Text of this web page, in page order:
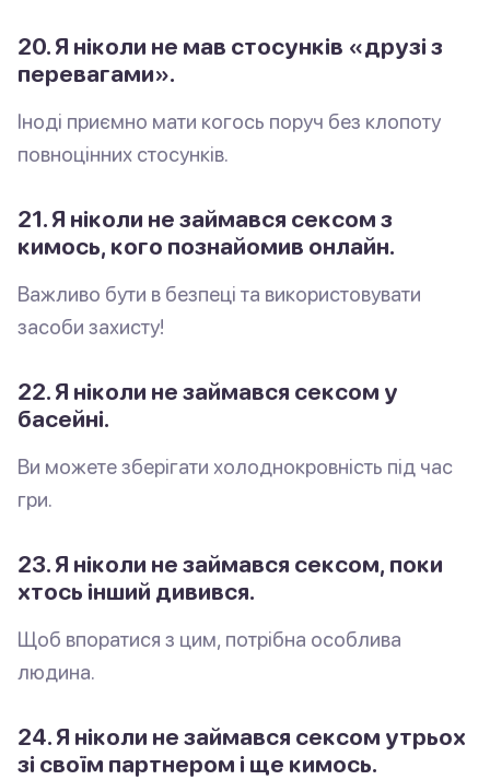
20. Я ніколи не мав стосунків «друзі з
перевагами».
Іноді приємно мати когось поруч без клопоту
повноцінних стосунків.
21. Я ніколи не займався сексом з
кимось, кого познайомив онлайн.
Важливо бути в безпеці та використовувати
засоби захисту!
22. Я ніколи не займався сексом у
басейні.
Ви можете зберігати холоднокровність під час
гри.
23. Я ніколи не займався сексом, поки
хтось інший дивився.
Щоб впоратися з цим, потрібна особлива
людина.
24. Я ніколи не займався сексом утрьох
зі своїм партнером і ще кимось.